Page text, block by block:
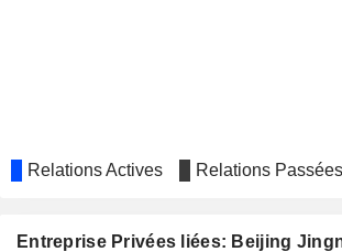
Relations Actives Relations Passées
Entreprise Privées liées: Beijing